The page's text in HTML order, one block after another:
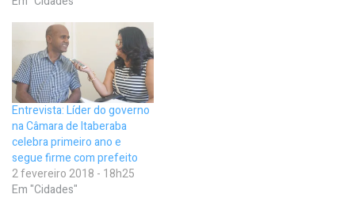
Entrevista: Líder do governo
na Câmara de Itaberaba
celebra primeiro ano e
segue firme com prefeito
2 fevereiro 2018 - 18h25
Em "Cidades"